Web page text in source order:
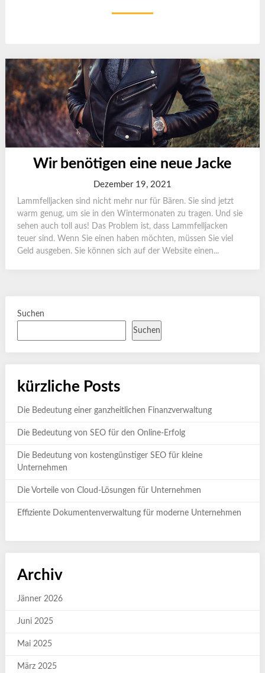
Wir benötigen eine neue Jacke
Dezember 19, 2021
Lammfelljacken sind nicht mehr nur für Bären. Sie sind jetzt
warm genug, um sie in den Wintermonaten zu tragen. Und sie
sehen auch toll aus! Das Problem ist, dass Lammfelljacken
teuer sind. Wenn Sie einen haben möchten, müssen Sie viel
Geld ausgeben. Sie können sich auf der Website einen...
Suchen
Suchen
kürzliche Posts
Die Bedeutung einer ganzheitlichen Finanzverwaltung
Die Bedeutung von SEO für den Online-Erfolg
Die Bedeutung von kostengünstiger SEO für kleine
Unternehmen
Die Vorteile von Cloud-Lösungen für Unternehmen
Effiziente Dokumentenverwaltung für moderne Unternehmen
Archiv
Jänner 2026
Juni 2025
Mai 2025
März 2025